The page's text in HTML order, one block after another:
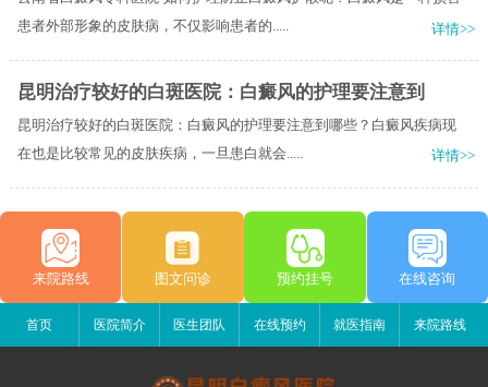
患者外部形象的皮肤病，不仅影响患者的.....
详情>>
昆明治疗较好的白斑医院：白癜风的护理要注意到
昆明治疗较好的白斑医院：白癜风的护理要注意到哪些？白癜风疾病现
在也是比较常见的皮肤疾病，一旦患白就会.....
详情>>
来院路线 图文问诊 预约挂号 在线咨询
首页 医院简介 医生团队 在线预约 就医指南 来院路线